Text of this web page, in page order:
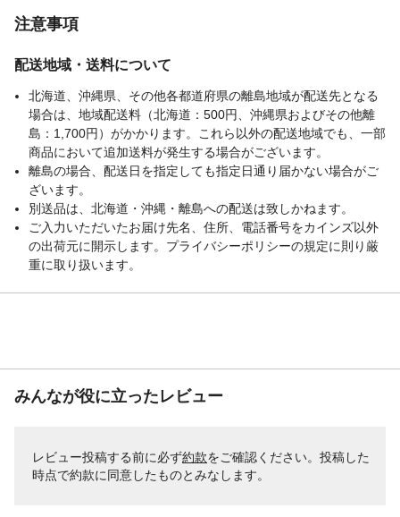
注意事項
配送地域・送料について
北海道、沖縄県、その他各都道府県の離島地域が配送先となる
場合は、地域配送料（北海道：500円、沖縄県およびその他離
島：1,700円）がかかります。これら以外の配送地域でも、一部
商品において追加送料が発生する場合がございます。
離島の場合、配送日を指定しても指定日通り届かない場合がご
ざいます。
別送品は、北海道・沖縄・離島への配送は致しかねます。
ご入力いただいたお届け先名、住所、電話番号をカインズ以外
の出荷元に開示します。プライバシーポリシーの規定に則り厳
重に取り扱います。
みんなが役に立ったレビュー
レビュー投稿する前に必ず約款をご確認ください。投稿した
時点で約款に同意したものとみなします。